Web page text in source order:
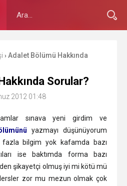
› Adalet Bölümü Hakkında
Sorular?
2012 01:48
sınava yeni girdim ve
yazmayı düşünüyorum
fazla bilgim yok kafamda bazı
ise baktımda forma bazı
şikayetçi olmuş iyi mi kötü mü
zor mu mezun olmak çok